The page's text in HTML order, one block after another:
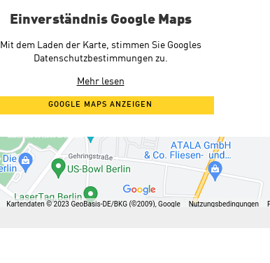
Einverständnis Google Maps
Mit dem Laden der Karte, stimmen Sie Googles
Datenschutzbestimmungen zu.
Mehr lesen
GOOGLE MAPS ANZEIGEN